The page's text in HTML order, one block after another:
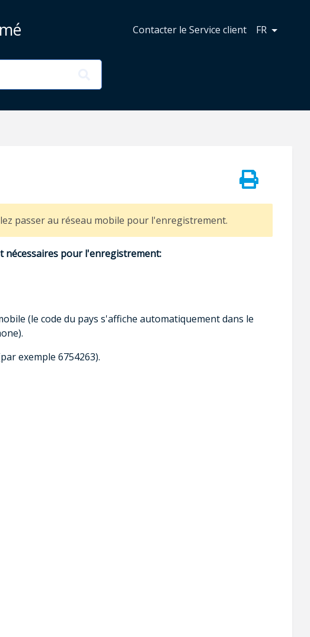
Contacter le Service client FR
passer au réseau mobile pour l'enregistrement.
nécessaires pour l'enregistrement:
(le code du pays s'affiche automatiquement dans le
exemple 6754263).